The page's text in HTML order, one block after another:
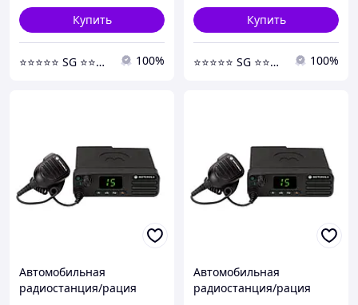
Купить
⭐️⭐️⭐️⭐️⭐️ SG ⭐️⭐️⭐️⭐️⭐️ 100%
Купить
⭐️⭐️⭐️⭐️⭐️ SG ⭐️⭐️⭐️⭐️⭐️ 100%
Автомобильная
радиостанция/рация
Автомобильная
радиостанция/рация